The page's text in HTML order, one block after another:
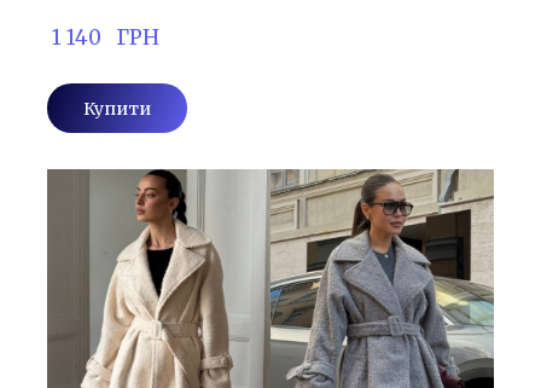
1 140   ГРН
Купити